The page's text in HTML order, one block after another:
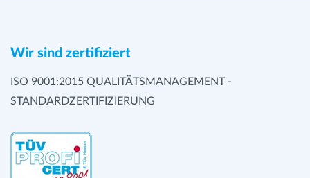
Wir sind zertifiziert
ISO 9001:2015 QUALITÄTSMANAGEMENT -
STANDARDZERTIFIZIERUNG